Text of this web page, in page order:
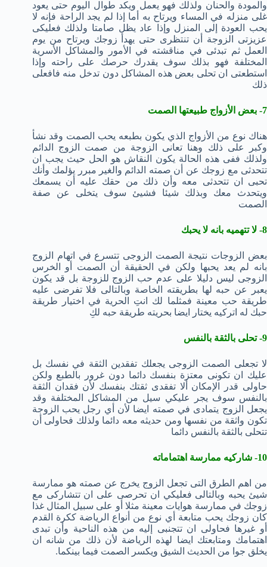
والمودة والحنان ولذلك فهو يعمل ويكد طوال اليوم حتى يعود
غلى منزله في المساء ويرتاح به أما إذا لم يجد الراحة فإنه لا
يحب العودة إلى المنزل وإذا عاد يظل صامتا ولذلك فعليكى
عزيزتى الزوجة أن تنتظرى حتى يهدأ زوجك ويرتاح من يوم
العمل ثم تبدئى في مناقشته في الأمور والمشاكل الأسرية
المختلفة فهو بذلك سوف يقدرك حرصك على راحته وإذا
استطعتى ان تحلى بعض هذه المشاكل دون تدخل منه فافعلى
ذلك
7- بعض الأزواج طبيعتها الصمت
هناك نوع من الأزواج الذي يكون بطبعه يحب الصمت وقد نشأ
وكبر على ذلك وهنا تعانى الزوجة من صمت الزوج الدائم
ولذلك ففى هذه الحالة يكون النقاش هو الحل حيث يجب ان
تتحدثى مع زوجك عن أن صمته الدائم والغير مبرر يؤلمك وأنك
تحبى ان تتحدثى معه وأن ذلك من حقك عليه أن يسمعك
ويتحدث معك وبذلك شيئا فشيئ سوف يتخلى عن صفة
الصمت
8- لا تتهميه بانه لا يحبك
بعض الزوجات نتيجة الصمت الزوجى تتسرع في اتهام الزوج
بانه لم يعد يحبها ولكن في الحقيقة أن الصمت أو الخرس
الزوجى ليس دليلا على عدم حب الزوج للزوجة بل قد يكون
يعبر عن حبه لها بطريقته الخاصة وبالتالى فلا تفرضى عليه
طريقة حب معينة فمثلما لك انتِ الحرية في اختيار طريقة
حبك له اتركيه يختار ايضا بحريته طريقة حبه لكِ
9- تحلى بالثقة بالنفس
لا تجعلى الصمت الزوجى يجعلك تفقدين الثقة في نفسك بل
عليك ان تكونى معتزة بنفسك دائما دون غرور بالطبع ولكن
حاولى قدر الإمكان ألا تفقدى ثقتك بنفسك لأن فقدان الثقة
بالنفس سوف يجر عليكي سيل من المشاكل المختلفة وقد
يجعل الزوج يتمادى في صمته ايضا لأن أي رجل يحب الزوجة
تكون واثقة من نفسها ومن حديثه معه دائما ولذلك فحاولى أن
تتحلى بالثقة بالنفس دائما
10- شاركيه ممارسة اهتماماته
من اهم الطرق التى تجعل الزوج يخرج عن صمته هو ممارسة
شيئ يحبه وبالتالى فعليكي ان تحرصى على ان تتشاركى مع
زوجك في ممارسة هوايات معينة مثلا أو على سبيل المثال غذا
كان زوجك يحب متابعة أي نوع من أنواع الرياضة ككرة القدم
أو غيرها فحاولى ان تتجنبى إليه من هذه الناحية وأن تبدى
اهتمامك ومتابعتك ايضا لهذه الرياضة لأن ذلك من شانه ان
يخلق جوا من الحديث الشيق ويكسر الصمت فيما بينكما.